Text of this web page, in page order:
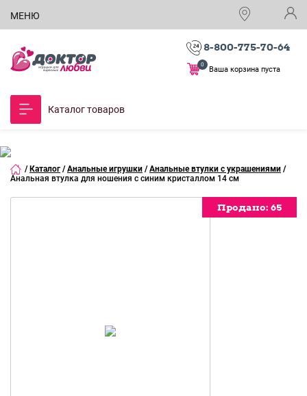
МЕНЮ
8-800-775-70-64
Ваша корзина пуста
0
Каталог товаров
/ Каталог / Анальные игрушки / Анальные втулки с украшениями /
Анальная втулка для ношения с синим кристаллом 14 см
Продано: 65
Продано: 65